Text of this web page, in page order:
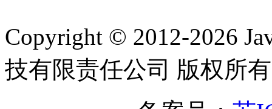
Copyright © 2012-2026
技有限责任公司 版权所有